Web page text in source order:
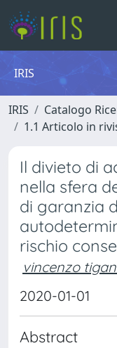
IRIS
IRIS Catalogo
1.1 Articolo in
Il divieto di
nella sfera
di garanzia
rischio
vincenzo
2020-01-01
Abstract